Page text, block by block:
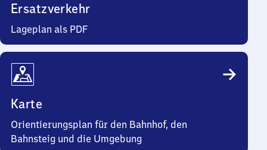
Ersatzverkehr
Lageplan als PDF
Karte
Orientierungsplan für den Bahnhof, den
Bahnsteig und die Umgebung